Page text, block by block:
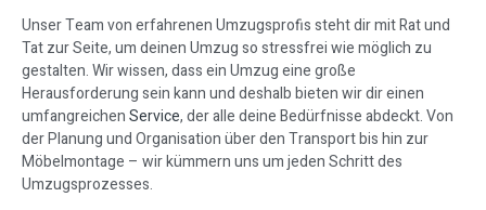
Unser Team von erfahrenen Umzugsprofis steht dir mit Rat und
Tat zur Seite, um deinen Umzug so stressfrei wie möglich zu
gestalten. Wir wissen, dass ein Umzug eine große
Herausforderung sein kann und deshalb bieten wir dir einen
umfangreichenService, der alle deine Bedürfnisse abdeckt. Von
der Planung und Organisation über den Transport bis hin zur
Möbelmontage – wir kümmern uns um jeden Schritt des
Umzugsprozesses.